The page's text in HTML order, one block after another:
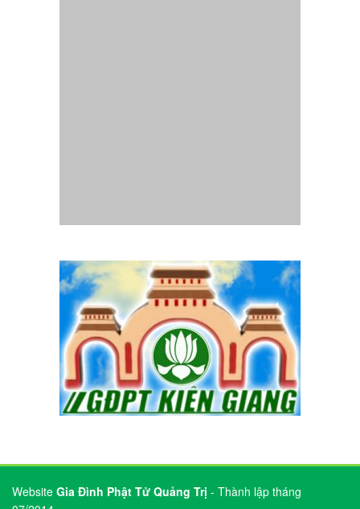
Chịu trách nhiệm nội dung :Ban Truyền thông Phân ban GĐPT
Mọi liên lạc, góp ý xin liên hệ email:
pbgdptquangtri.hd@gmail.com
Copyright © 2014 GĐPT Quang Tri. All rights reserved.